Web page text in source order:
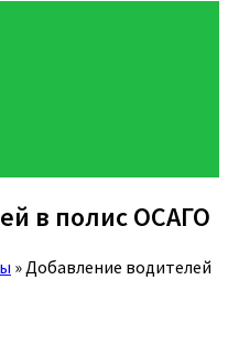
в полис ОСАГО
» Добавление водителей